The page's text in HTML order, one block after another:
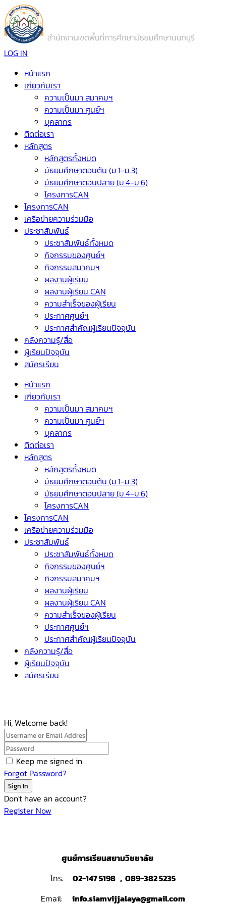
LOG IN
หน้าแรก
เกี่ยวกับเรา
ความเป็นมา สมาคมฯ
ความเป็นมา ศูนย์ฯ
บุคลากร
ติดต่อเรา
หลักสูตร
หลักสูตรทั้งหมด
มัธยมศึกษาตอนต้น (ม.1-ม.3)
มัธยมศึกษาตอนปลาย (ม.4-ม.6)
โครงการCAN
โครงการCAN
เครือข่ายความร่วมมือ
ประชาสัมพันธ์
ประชาสัมพันธ์ทั้งหมด
กิจกรรมของศูนย์ฯ
กิจกรรมสมาคมฯ
ผลงานผู้เรียน
ผลงานผู้เรียน CAN
ความสำเร็จของผู้เรียน
ประกาศศูนย์ฯ
ประกาศสำคัญผู้เรียนปัจจุบัน
คลังความรู้/สื่อ
ผู้เรียนปัจจุบัน
สมัครเรียน
หน้าแรก
เกี่ยวกับเรา
ความเป็นมา สมาคมฯ
ความเป็นมา ศูนย์ฯ
บุคลากร
ติดต่อเรา
หลักสูตร
หลักสูตรทั้งหมด
มัธยมศึกษาตอนต้น (ม.1-ม.3)
มัธยมศึกษาตอนปลาย (ม.4-ม.6)
โครงการCAN
โครงการCAN
เครือข่ายความร่วมมือ
ประชาสัมพันธ์
ประชาสัมพันธ์ทั้งหมด
กิจกรรมของศูนย์ฯ
กิจกรรมสมาคมฯ
ผลงานผู้เรียน
ผลงานผู้เรียน CAN
ความสำเร็จของผู้เรียน
ประกาศศูนย์ฯ
ประกาศสำคัญผู้เรียนปัจจุบัน
คลังความรู้/สื่อ
ผู้เรียนปัจจุบัน
สมัครเรียน
Hi, Welcome back!
Keep me signed in
Forgot Password?
Sign In
Don't have an account?
Register Now
ศูนย์การเรียนสยามวิชชาลัย
โทร:
02-147 5198 , 089-382 5235
Email:
info.siamvijjalaya@gmail.com